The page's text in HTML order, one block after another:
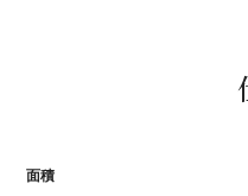
面積